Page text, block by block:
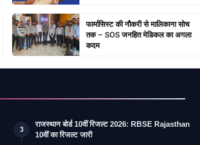
फार्मासिस्ट की नौकरी से मालिकाना सोच
तक – SOS जनहित मेडिकल का अगला
कदम
3
राजस्थान बोर्ड 10वीं रिजल्ट 2026: RBSE Rajasthan
10वीं का रिजल्ट जारी